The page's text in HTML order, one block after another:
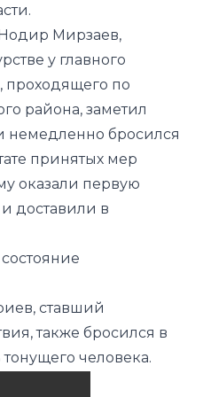
Мирзаев,
у главного
проходящего по
района, заметил
немедленно бросился
принятых мер
оказали первую
доставили в
ставший
также бросился в
человека.